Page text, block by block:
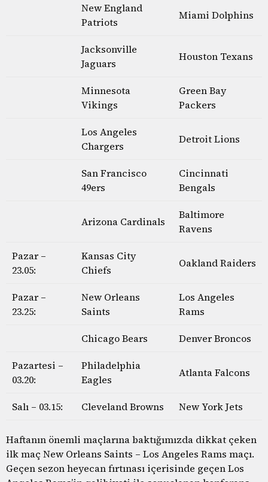
New England
Patriots
Miami Dolphins
Jacksonville
Jaguars
Houston Texans
Minnesota
Vikings
Green Bay
Packers
Los Angeles
Chargers
Detroit Lions
San Francisco
49ers
Cincinnati
Bengals
Arizona Cardinals
Baltimore
Ravens
Pazar –
23.05:
Kansas City
Chiefs
Oakland Raiders
Pazar –
23.25:
New Orleans
Saints
Los Angeles
Rams
Chicago Bears Denver Broncos
Pazartesi –
03.20:
Philadelphia
Eagles
Atlanta Falcons
Salı – 03.15: Cleveland Browns New York Jets
Haftanın önemli maçlarına baktığımızda dikkat çeken
ilk maç New Orleans Saints – Los Angeles Rams maçı.
Geçen sezon heyecan fırtınası içerisinde geçen Los